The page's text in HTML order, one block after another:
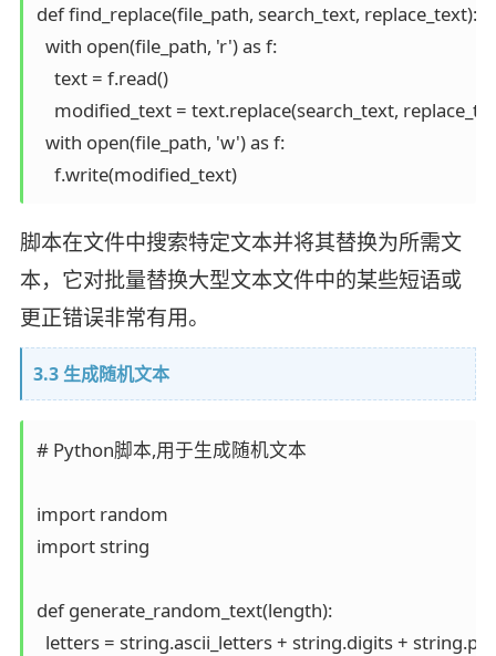
def find_replace(file_path, search_text, replace_text):
  with open(file_path, 'r') as f:
    text = f.read()
modified_text = text.replace(search_text,
  with open(file_path, 'w') as f:
    f.write(modified_text)
脚本在文件中搜索特定文本并将其替换为所需文
本，它对批量替换大型文本文件中的某些短语或
更正错误非常有用。
3.3 生成随机文本
# Python脚本,用于生成随机文本
import random
import string
def generate_random_text(length):
letters = string.ascii_letters + string.digits +